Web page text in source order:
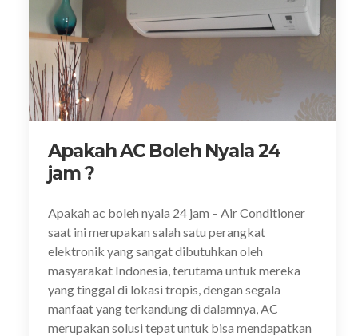
Apakah AC Boleh Nyala 24
jam ?
Apakah ac boleh nyala 24 jam – Air Conditioner
saat ini merupakan salah satu perangkat
elektronik yang sangat dibutuhkan oleh
masyarakat Indonesia, terutama untuk mereka
yang tinggal di lokasi tropis, dengan segala
manfaat yang terkandung di dalamnya, AC
merupakan solusi tepat untuk bisa mendapatkan